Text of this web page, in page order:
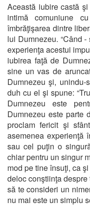
Această iubire castă
intimă comuniune
îmbrăţişarea dintre
lui Dumnezeu. “Când
experienţa acestui
iubirea faţă de
sine un vas de
Dumnezeu şi,
duh cu el şi spune:
Dumnezeu este
Dumnezeu este parte
proclam fericit şi
asemenea experienţă
sau cel puţin o
chiar pentru un singur
mod pe tine însuţi, ca
deloc conştiinţa
să te consideri un
nu mai este un simplu